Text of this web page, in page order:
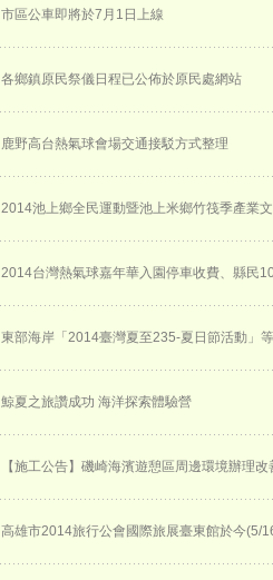
市區公車即將於7月1日上線
各鄉鎮原民祭儀日程已公佈於原民處網站
鹿野高台熱氣球會場交通接駁方式整理
2014池上鄉全民運動暨池上米鄉竹筏季產業
2014台灣熱氣球嘉年華入園停車收費、縣民
東部海岸「2014臺灣夏至235-夏日節活動」
鯨夏之旅讚成功 海洋探索體驗營
【施工公告】磯崎海濱遊憩區周邊環境辦理改
高雄市2014旅行公會國際旅展臺東館於今(5/